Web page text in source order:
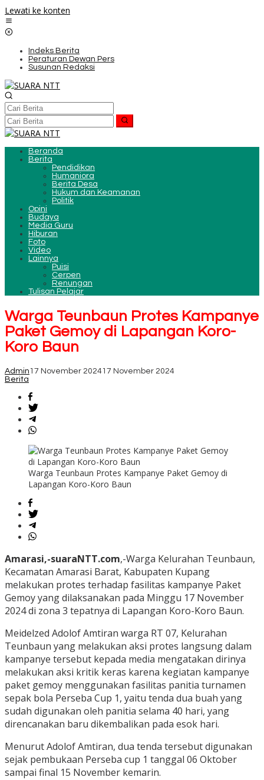
Lewati ke konten
Indeks Berita
Peraturan Dewan Pers
Susunan Redaksi
Beranda
Berita
Pendidikan
Humaniora
Berita Desa
Hukum dan Keamanan
Politik
Opini
Budaya
Media Guru
Hiburan
Foto
Video
Lainnya
Puisi
Cerpen
Renungan
Tulisan Pelajar
Warga Teunbaun Protes Kampanye
Paket Gemoy di Lapangan Koro-
Koro Baun
Admin 17 November 202417 November 2024
Berita
Warga Teunbaun Protes Kampanye Paket Gemoy di
Lapangan Koro-Koro Baun
Amarasi,-suaraNTT.com,-Warga Kelurahan Teunbaun,
Kecamatan Amarasi Barat, Kabupaten Kupang
melakukan protes terhadap fasilitas kampanye Paket
Gemoy yang dilaksanakan pada Minggu 17 November
2024 di zona 3 tepatnya di Lapangan Koro-Koro Baun.
Meidelzed Adolof Amtiran warga RT 07, Kelurahan
Teunbaun yang melakukan aksi protes langsung dalam
kampanye tersebut kepada media mengatakan dirinya
melakukan aksi kritik keras karena kegiatan kampanye
paket gemoy menggunakan fasilitas panitia turnamen
sepak bola Perseba Cup 1, yaitu tenda dua buah yang
sudah digunakan oleh panitia selama 40 hari, yang
direncanakan baru dikembalikan pada esok hari.
Menurut Adolof Amtiran, dua tenda tersebut digunakan
sejak pembukaan Perseba cup 1 tanggal 06 Oktober
sampai final 15 November kemarin.